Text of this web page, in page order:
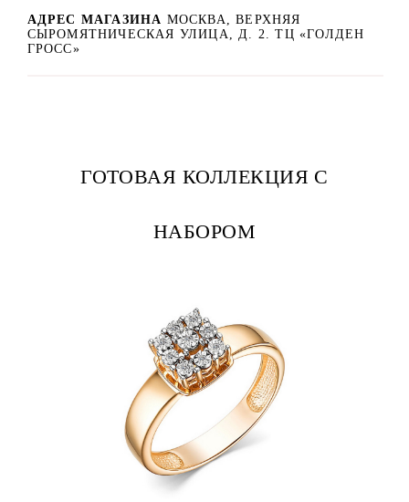
АДРЕС МАГАЗИНА МОСКВА, ВЕРХНЯЯ
СЫРОМЯТНИЧЕСКАЯ УЛИЦА, Д. 2. ТЦ «ГОЛДЕН
ГРОСС»
ГОТОВАЯ КОЛЛЕКЦИЯ С
НАБОРОМ